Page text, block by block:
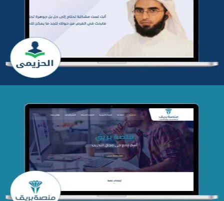
تطوير موقع المدرب ياسر الحزيمي
التفاصيل
تصميم منصة بريق
التفاصيل